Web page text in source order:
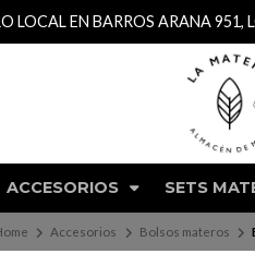
ACCESORIOS SETS
LOCAL EN BARROS ARANA
Accesorios Bolsos materos